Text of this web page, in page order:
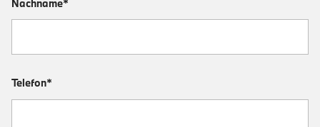
Nachname*
Telefon*